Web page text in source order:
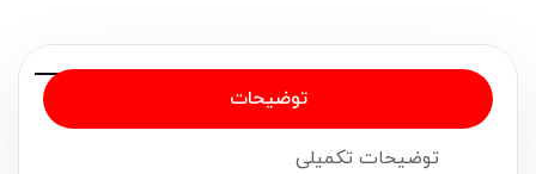
توضیحات
توضیحات تکمیلی